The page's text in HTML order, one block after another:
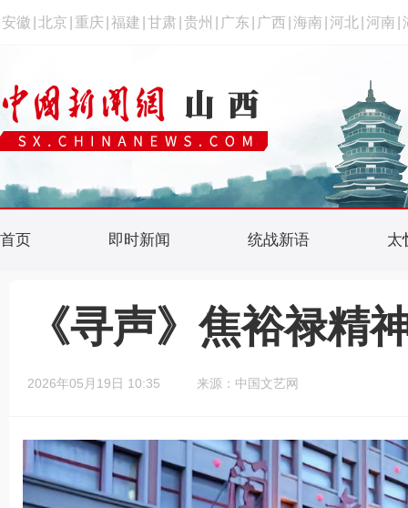
安徽 北京 重庆 福建 甘肃 贵州 广东 广西 海南 河北 河南
首页 即时新闻 统战新语 太
《寻声》焦裕禄精
2026年05月19日 10:35 来源：中国文艺网